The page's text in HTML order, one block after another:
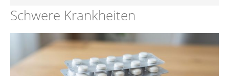
Schwere Krankheiten